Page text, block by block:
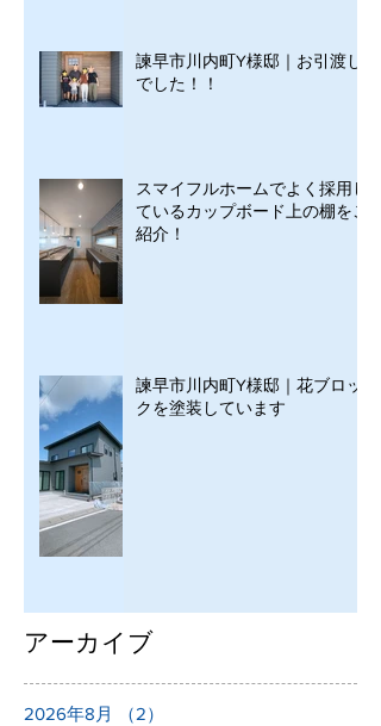
諫早市川内町Y様邸｜お引渡し
でした！！
スマイフルホームでよく採用し
ているカップボード上の棚をご
紹介！
諫早市川内町Y様邸｜花ブロッ
クを塗装しています
アーカイブ
2026年8月 （2）